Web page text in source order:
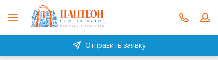
Отправить заявку